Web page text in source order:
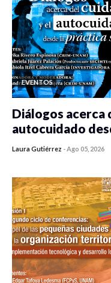
EVENTOS
Diálogos acerca
autocuidado
Laura Gutiérrez -Ago 05, 2026